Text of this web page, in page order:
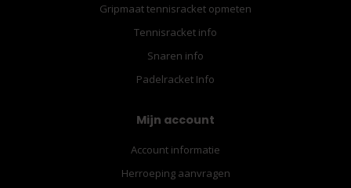
Gripmaat tennisracket opmeten
Tennisracket info
Snaren info
Padelracket Info
Mijn account
Account informatie
Herroeping aanvragen